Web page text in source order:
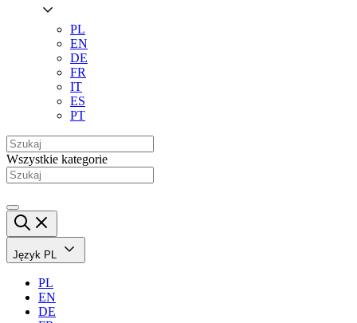
PL
EN
DE
FR
IT
ES
PT
Wszystkie kategorie
Język PL
PL
EN
DE